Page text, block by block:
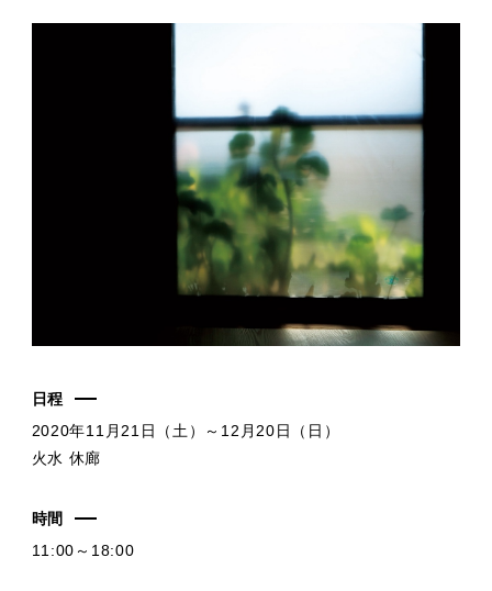
日程
2020年11月21日（土）～12月20日（日）
火水 休廊
時間
11:00～18:00